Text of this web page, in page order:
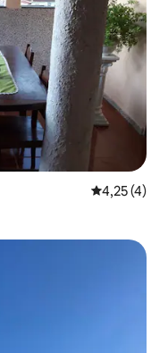
Średnia
4,25 (4)